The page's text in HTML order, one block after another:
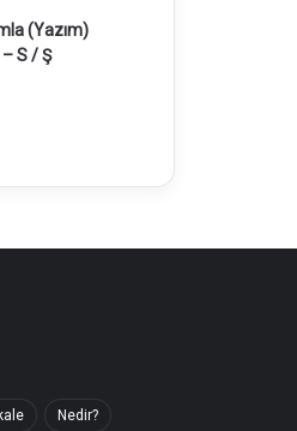
(Yazım)
– S / Ş
Nedir?